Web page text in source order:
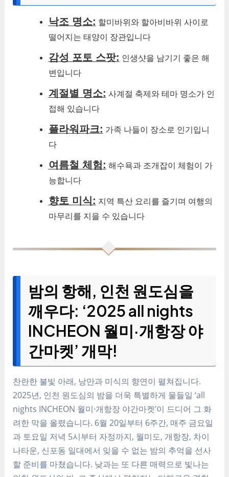
낙조 명소: 할미바위와 할아비바위 사이로
떨어지는 태양이 장관입니다
감성 포토 스팟: 인생샷을 남기기 좋은 해
변입니다
계절별 명소: 사계절 축제와 테마 명소가 인
접해 있습니다
플라워파크: 가족 나들이 장소로 인기입니
다
여름철 체험: 해수욕과 조개잡이 체험이 가
능합니다
향토 미식: 지역 특산 요리를 즐기며 여행의
마무리를 지을 수 있습니다
밤의 항해, 인천 원도심을
깨우다: ‘2025 all nights
INCHEON 월미·개항장 야
간마켓’ 개막!
찬란한 불빛 아래, 낭만과 미식의 향연이 펼쳐집니다.
2025년, 인천 원도심의 밤을 더욱 특별하게 물들일 ‘all
nights INCHEON 월미·개항장 야간마켓’이 드디어 그 화
려한 막을 올렸습니다. 6월 20일부터 6주간, 매주 금요일
과 토요일 저녁 5시부터 자정까지, 월미도, 개항장, 차이
나타운, 신포동 일대에서 잊을 수 없는 밤의 추억을 선사
할 준비를 마쳤습니다. 낮과는 또 다른 매력으로 빛나는